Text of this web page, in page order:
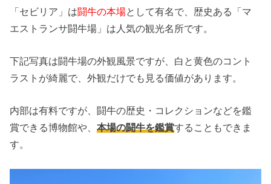
「セビリア」は闘牛の本場として有名で、歴史ある「マ
エストランサ闘牛場」は人気の観光名所です。
下記写真は闘牛場の外観風景ですが、白と黄色のコント
ラストが綺麗で、外観だけでも見る価値があります。
内部は有料ですが、闘牛の歴史・コレクションなどを鑑
賞できる博物館や、本場の闘牛を鑑賞することもできま
す。